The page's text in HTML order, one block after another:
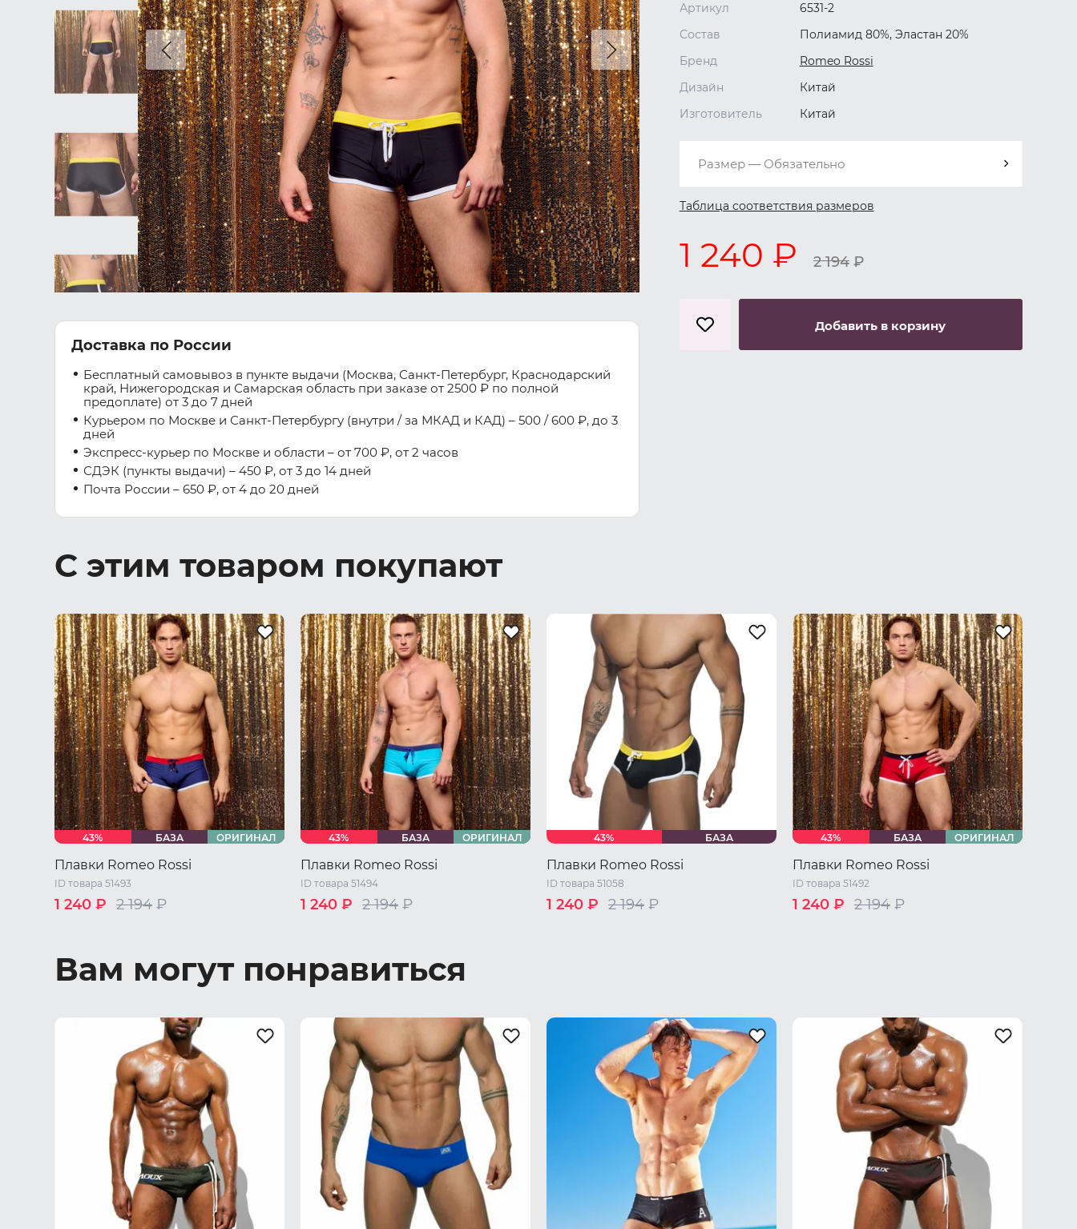
Доставка по России
Бесплатный самовывоз в пункте выдачи (Москва, Санкт-Петербург, Краснодарский
край, Нижегородская и Самарская область при заказе от 2500 ₽ по полной
предоплате) от 3 до 7 дней
Курьером по Москве и Санкт-Петербургу (внутри / за МКАД и КАД) – 500 / 600 ₽, до 3
дней
Экспресс-курьер по Москве и области – от 700 ₽, от 2 часов
СДЭК (пункты выдачи) – 450 ₽, от 3 до 14 дней
Почта России – 650 ₽, от 4 до 20 дней
Артикул
6531-2
Состав
Полиамид 80%, Эластан 20%
Бренд
Romeo Rossi
Дизайн
Китай
Изготовитель
Китай
Размер — Обязательно
Таблица соответствия размеров
1 240 ₽ 2 194₽
Добавить в корзину
С этим товаром покупают
43% БАЗА ОРИГИНАЛ
Плавки Romeo Rossi
ID товара 51493
1 240 ₽ 2 194 ₽
43% БАЗА ОРИГИНАЛ
Плавки Romeo Rossi
ID товара 51494
1 240 ₽ 2 194 ₽
43% БАЗА
Плавки Romeo Rossi
ID товара 51058
1 240 ₽ 2 194 ₽
43% БАЗА ОРИГИНАЛ
Плавки Romeo Rossi
ID товара 51492
1 240 ₽ 2 194 ₽
Вам могут понравиться